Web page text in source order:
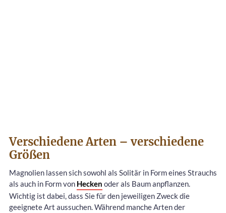
Verschiedene Arten – verschiedene
Größen
Magnolien lassen sich sowohl als Solitär in Form eines Strauchs
als auch in Form von Hecken oder als Baum anpflanzen.
Wichtig ist dabei, dass Sie für den jeweiligen Zweck die
geeignete Art aussuchen. Während manche Arten der